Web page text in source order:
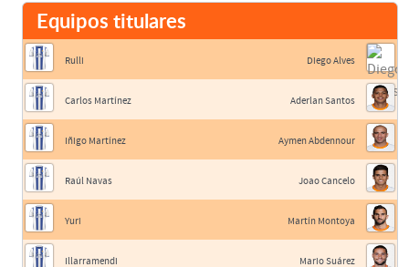
Equipos titulares
Rulli
Carlos Martínez
Iñigo Martínez
Raúl Navas
Yuri
Illarramendi
Diego Alves
Aderlan Santos
Aymen Abdennour
Joao Cancelo
Martín Montoya
Mario Suárez